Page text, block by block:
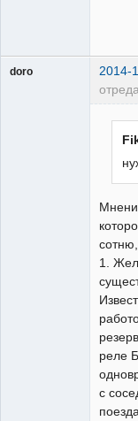
doro 2014-
1.
реле
с